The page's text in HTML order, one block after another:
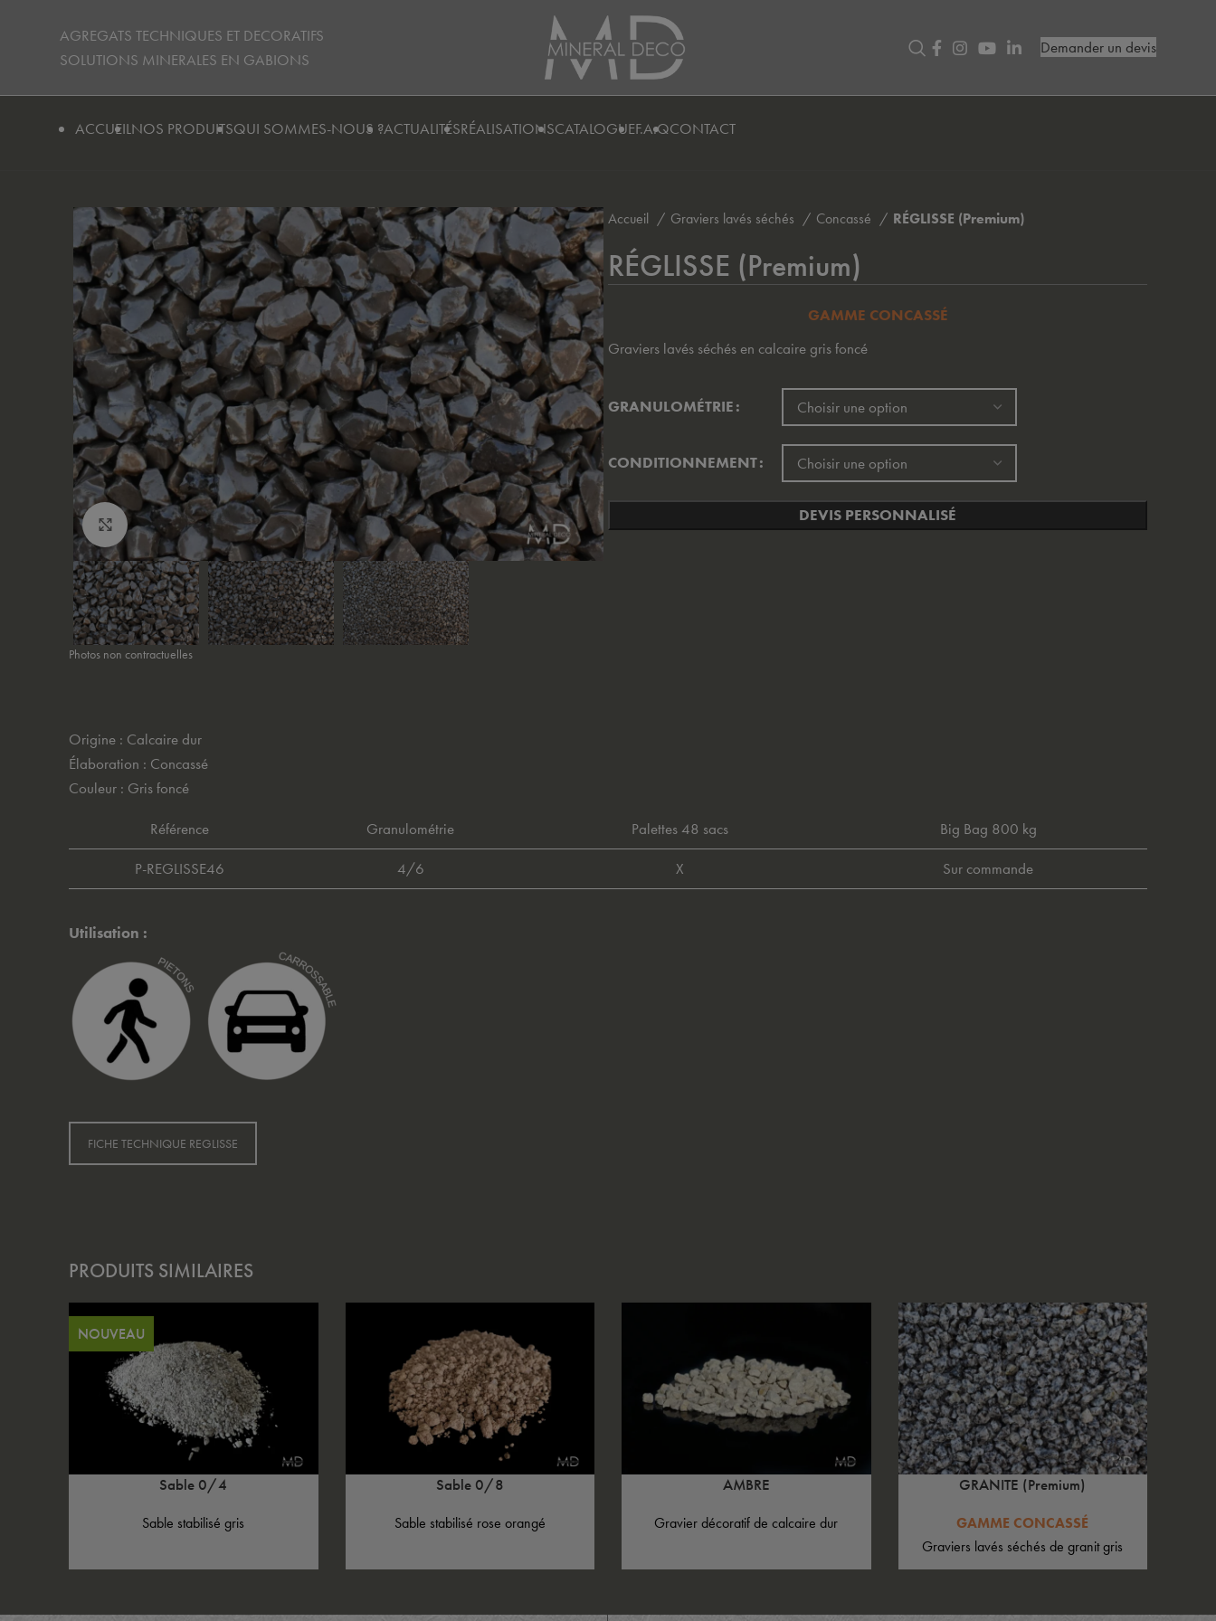
AGREGATS TECHNIQUES ET DECORATIFS
SOLUTIONS MINERALES EN GABIONS
Demander un devis
ACCUEILNOS PRODUITSQUI SOMMES-NOUS ?ACTUALITÉSRÉALISATIONSCATALOGUEF.A.QCONTACT
Cliquez pour agrandir
Photos non contractuelles
Accueil Graviers lavés séchés Concassé RÉGLISSE (Premium)
RÉGLISSE (Premium)
GAMME CONCASSÉ
Graviers lavés séchés en calcaire gris foncé
GRANULOMÉTRIE
CONDITIONNEMENT
DEVIS PERSONNALISÉ
Origine : Calcaire dur
Élaboration : Concassé
Couleur : Gris foncé
Référence Granulométrie Palettes 48 sacs
Big Bag 800 kg
P-REGLISSE46
4/6 X Sur commande
Utilisation :
FICHE TECHNIQUE REGLISSE
PRODUITS SIMILAIRES
NOUVEAU
Sable 0/4
Sable stabilisé gris
Sable 0/8
Sable stabilisé rose orangé
AMBRE
Gravier décoratif de calcaire dur
GRANITE (Premium)
GAMME CONCASSÉ
Graviers lavés séchés de granit gris